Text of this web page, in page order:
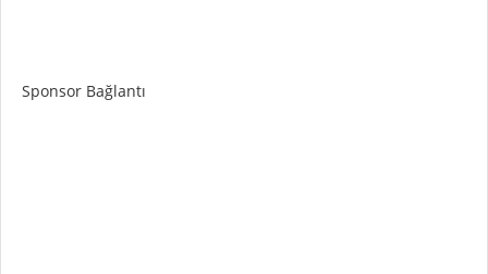
Sponsor Bağlantı